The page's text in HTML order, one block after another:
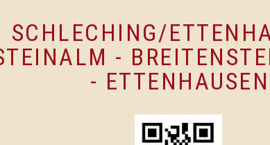
SCHLECHING/
-
- ETTENHAUSEN